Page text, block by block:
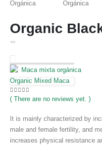
Organic
Organic Mixed Maca
0 out of 5
( There are no reviews yet. )
It is mainly characterized by
male and female fertility, and
increases physical resistance